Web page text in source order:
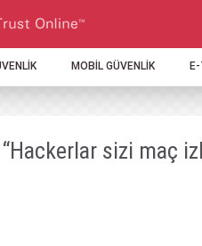
MOBİL GÜVENLİK
“Hackerlar sizi maç